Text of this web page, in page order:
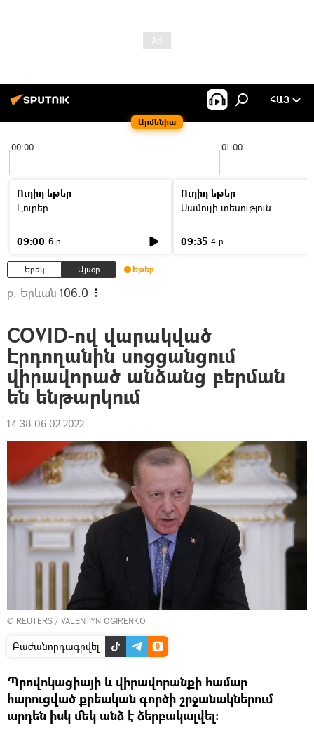
Արմենիա
ՀԱՅ
00:00 01:00
Ուղիղ եթեր
Լուրեր
09:00 6 ր
Ուղիղ եթեր
Մամուլի տեսություն
09:35 4 ր
Երեկ Այսօր Եթեր
ք. Երևան 106.0
COVID-ով վարակված
Էրդողանին սոցցանցում
վիրավորած անձանց բերման
են ենթարկում
14:38 06.02.2022
© REUTERS / VALENTYN OGIRENKO
Բաժանորդագրվել
Պրովոկացիայի և վիրավորանքի համար
հարուցված քրեական գործի շրջանակներում
արդեն իսկ մեկ անձ է ձերբակալվել։